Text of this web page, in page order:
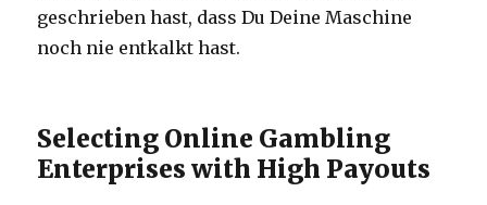
geschrieben hast, dass Du Deine Maschine
noch nie entkalkt hast.
Selecting Online Gambling
Enterprises with High Payouts